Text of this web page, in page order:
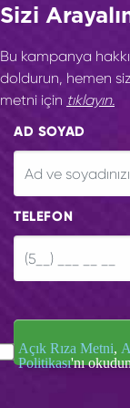
Sizi
Bu kampanya
doldurun, hemen
metni için tıklayın.
AD SOYAD
TELEFON
Açık Rıza Metni,
Politikası'nı